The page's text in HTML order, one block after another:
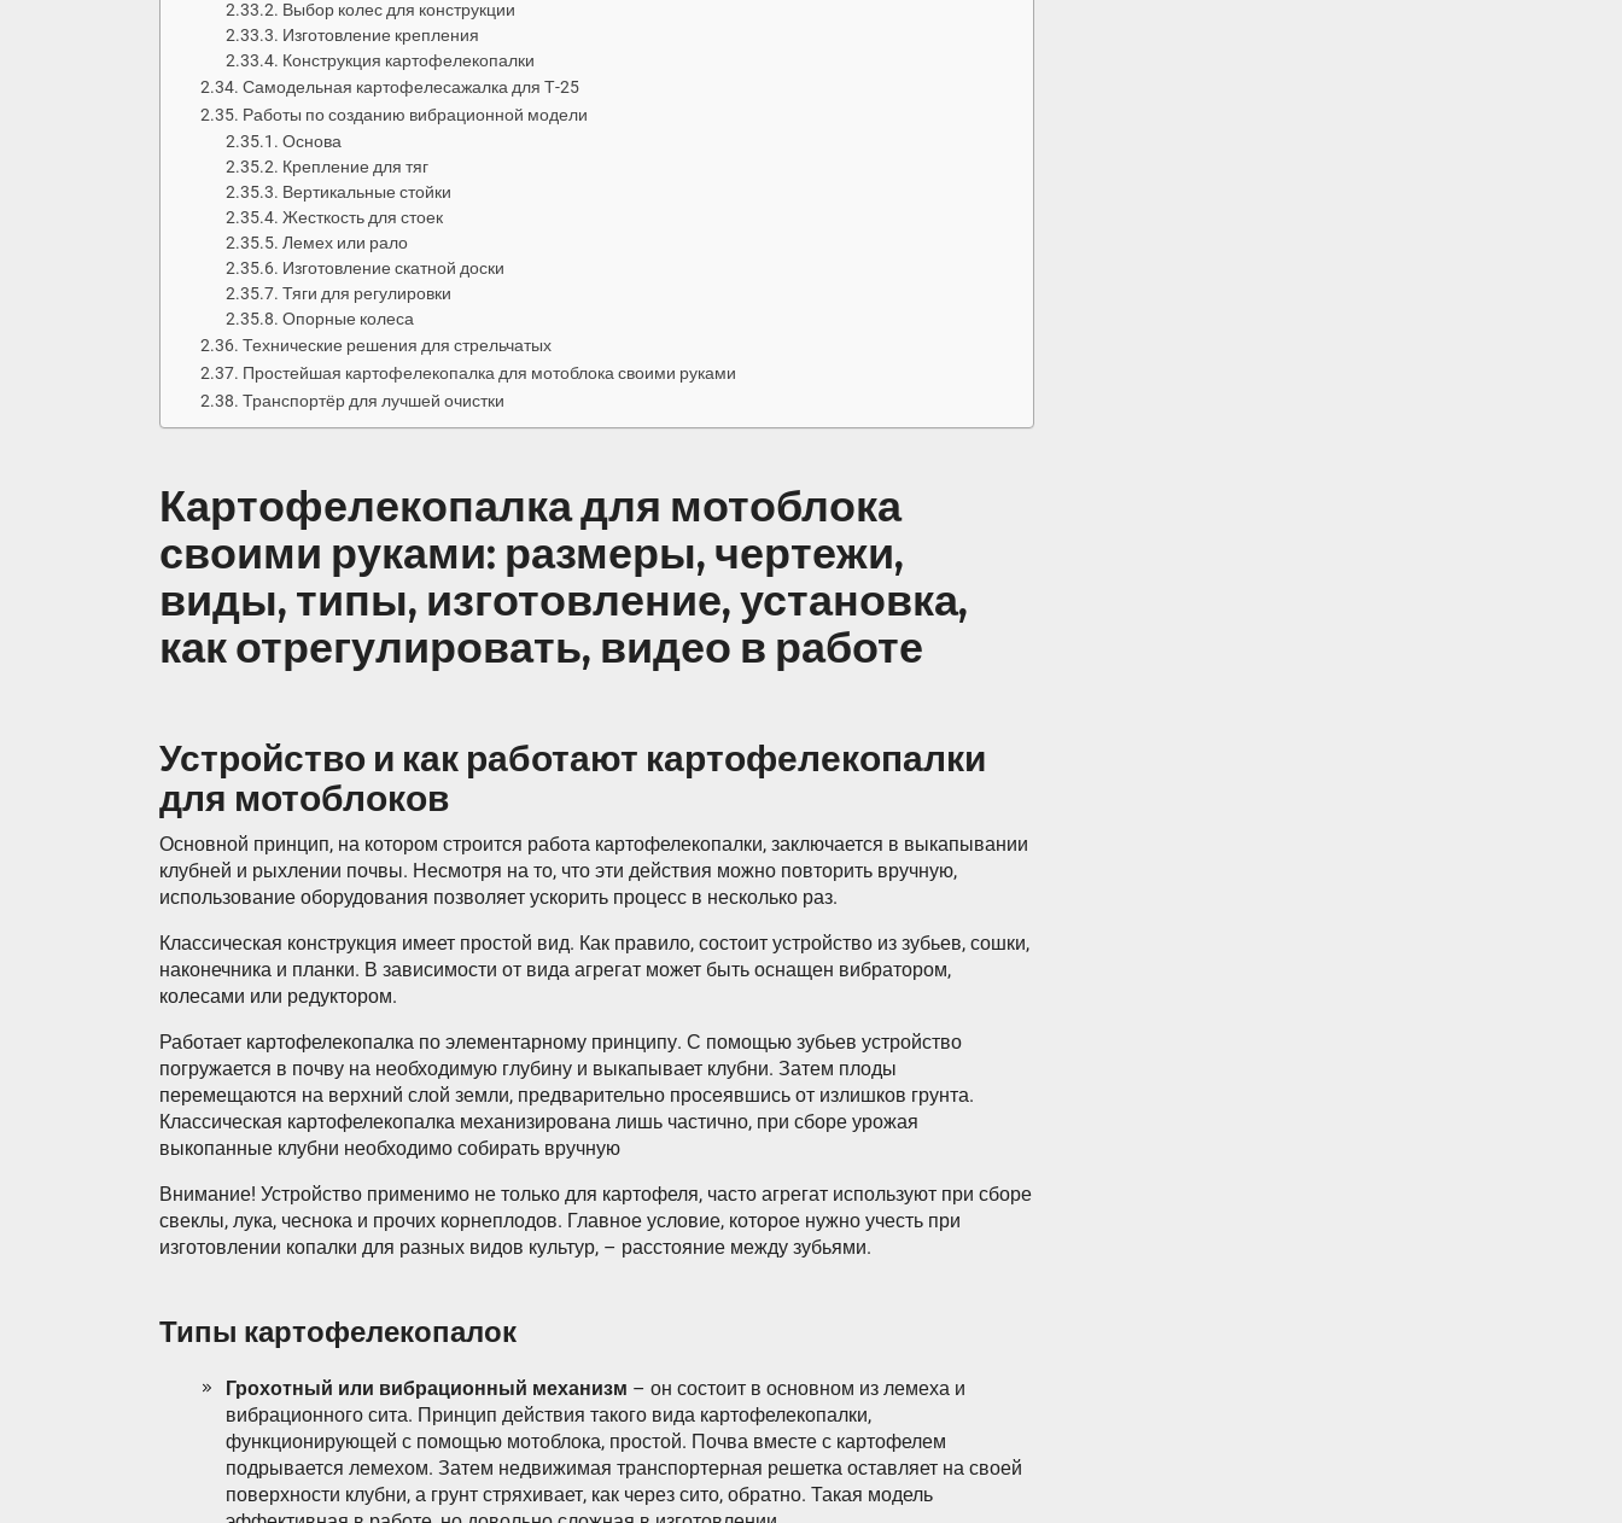
Выбор колес для конструкции
Изготовление крепления
Конструкция картофелекопалки
Самодельная картофелесажалка для Т-25
Работы по созданию вибрационной модели
Основа
Крепление для тяг
Вертикальные стойки
Жесткость для стоек
Лемех или рало
Изготовление скатной доски
Тяги для регулировки
Опорные колеса
Технические решения для стрельчатых
Простейшая картофелекопалка для мотоблока своими руками
Транспортёр для лучшей очистки
Картофелекопалка для мотоблока
своими руками: размеры, чертежи,
виды, типы, изготовление, установка,
как отрегулировать, видео в работе
Устройство и как работают картофелекопалки
для мотоблоков
Основной принцип, на котором строится работа картофелекопалки, заключается в выкапывании
клубней и рыхлении почвы. Несмотря на то, что эти действия можно повторить вручную,
использование оборудования позволяет ускорить процесс в несколько раз.
Классическая конструкция имеет простой вид. Как правило, состоит устройство из зубьев, сошки,
наконечника и планки. В зависимости от вида агрегат может быть оснащен вибратором,
колесами или редуктором.
Работает картофелекопалка по элементарному принципу. С помощью зубьев устройство
погружается в почву на необходимую глубину и выкапывает клубни. Затем плоды
перемещаются на верхний слой земли, предварительно просеявшись от излишков грунта.
Классическая картофелекопалка механизирована лишь частично, при сборе урожая
выкопанные клубни необходимо собирать вручную
Внимание! Устройство применимо не только для картофеля, часто агрегат используют при сборе
свеклы, лука, чеснока и прочих корнеплодов. Главное условие, которое нужно учесть при
изготовлении копалки для разных видов культур, – расстояние между зубьями.
Типы картофелекопалок
Грохотный или вибрационный механизм – он состоит в основном из лемеха и
вибрационного сита. Принцип действия такого вида картофелекопалки,
функционирующей с помощью мотоблока, простой. Почва вместе с картофелем
подрывается лемехом. Затем недвижимая транспортерная решетка оставляет на своей
поверхности клубни, а грунт стряхивает, как через сито, обратно. Такая модель